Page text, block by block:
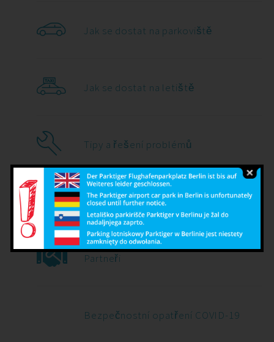
Jak se dostat na parkoviště
Jak se dostat na letiště
Tipy a řešení problémů
Tisk
Partneři
Bezpečnostní opatření COVID-19